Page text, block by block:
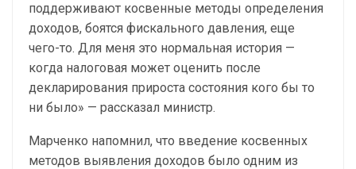
поддерживают косвенные методы определения
доходов, боятся фискального давления, еще
чего-то. Для меня это нормальная история —
когда налоговая может оценить после
декларирования прироста состояния кого бы то
ни было» — рассказал министр.
Марченко напомнил, что введение косвенных
методов выявления доходов было одним из